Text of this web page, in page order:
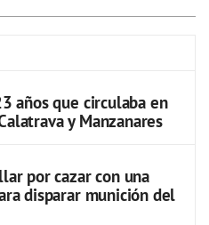
años que circulaba en
y Manzanares
por cazar con una
disparar munición del